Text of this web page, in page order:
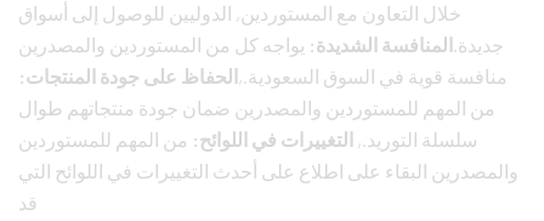
خلال التعاون مع المستوردين, الدوليين للوصول إلى أسواق
جديدة.المنافسة الشديدة: يواجه كل من المستوردين والمصدرين
منافسة قوية في السوق السعودية.,الحفاظ على جودة المنتجات:
من المهم للمستوردين والمصدرين ضمان جودة منتجاتهم طوال
سلسلة التوريد., التغييرات في اللوائح: من المهم للمستوردين
والمصدرين البقاء على اطلاع على أحدث التغييرات في اللوائح التي
قد